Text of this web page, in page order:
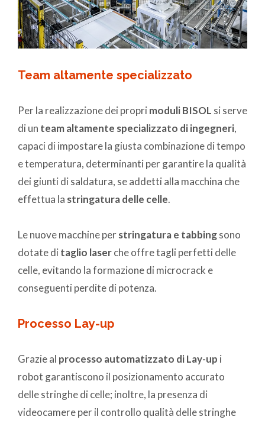
Team altamente specializzato
Per la realizzazione dei propri moduli BISOL si serve
di un team altamente specializzato di ingegneri,
capaci di impostare la giusta combinazione di tempo
e temperatura, determinanti per garantire la qualità
dei giunti di saldatura, se addetti alla macchina che
effettua la stringatura delle celle.
Le nuove macchine perstringatura e tabbingsono
dotate di taglio laserche offre tagli perfetti delle
celle, evitando la formazione di microcrack e
conseguenti perdite di potenza.
Processo Lay-up
Grazie al processo automatizzato di Lay-up i
robot garantiscono il posizionamento accurato
delle stringhe di celle; inoltre, la presenza di
videocamere per il controllo qualità delle stringhe